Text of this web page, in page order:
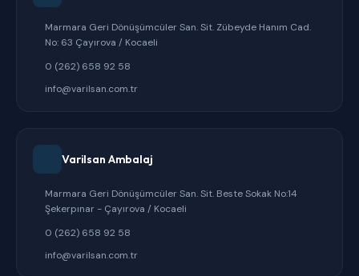
Marmara Geri Dönüşümcüler San. Sit. Zübeyde Hanım Cad.
No: 63 Çayırova / Kocaeli
0 (262) 658 92 58
info@varilsan.com.tr
Varilsan Ambalaj
Marmara Geri Dönüşümcüler San. Sit. Beste Sokak No:14
Şekerpınar - Çayırova / Kocaeli
0 (262) 658 92 58
info@varilsan.com.tr